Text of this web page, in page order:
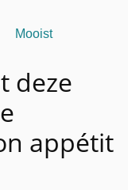
Mooist
deze
appétit